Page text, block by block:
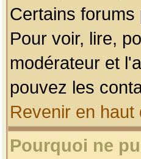
Certains
Pour voir, lire,
modérateur et
pouvez les
Revenir en haut
Pourquoi ne